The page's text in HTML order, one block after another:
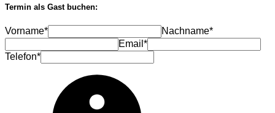
Termin als Gast buchen:
Vorname*
Nachname*
Email*
Telefon*